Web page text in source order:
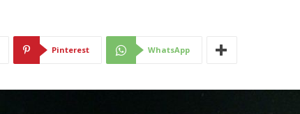
Pinterest WhatsApp